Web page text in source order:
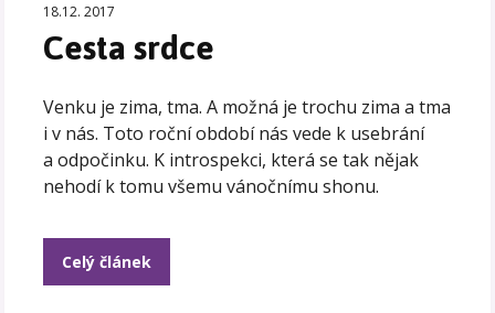
18.12. 2017
Cesta srdce
Venku je zima, tma. A možná je trochu zima a tma
i v nás. Toto roční období nás vede k usebrání
a odpočinku. K introspekci, která se tak nějak
nehodí k tomu všemu vánočnímu shonu.
Celý článek